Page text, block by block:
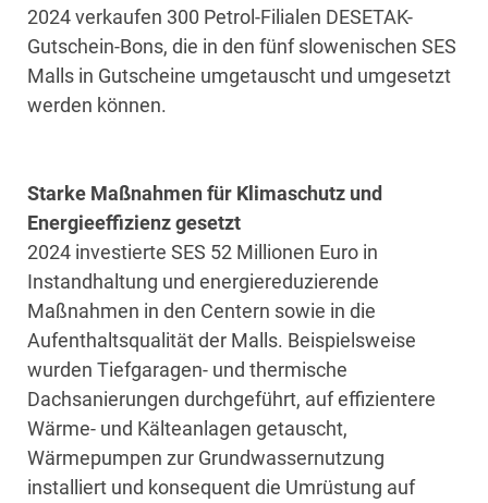
2024 verkaufen 300 Petrol-Filialen DESETAK-
Gutschein-Bons, die in den fünf slowenischen SES
Malls in Gutscheine umgetauscht und umgesetzt
werden können.
Starke Maßnahmen für Klimaschutz und
Energieeffizienz gesetzt
2024 investierte SES 52 Millionen Euro in
Instandhaltung und energiereduzierende
Maßnahmen in den Centern sowie in die
Aufenthaltsqualität der Malls. Beispielsweise
wurden Tiefgaragen- und thermische
Dachsanierungen durchgeführt, auf effizientere
Wärme- und Kälteanlagen getauscht,
Wärmepumpen zur Grundwassernutzung
installiert und konsequent die Umrüstung auf